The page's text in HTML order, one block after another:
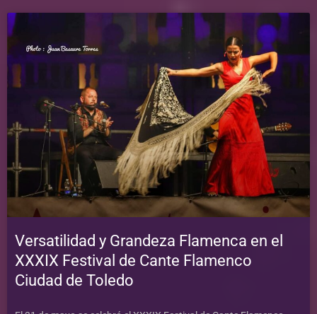
Versatilidad y Grandeza Flamenca en el
XXXIX Festival de Cante Flamenco
Ciudad de Toledo